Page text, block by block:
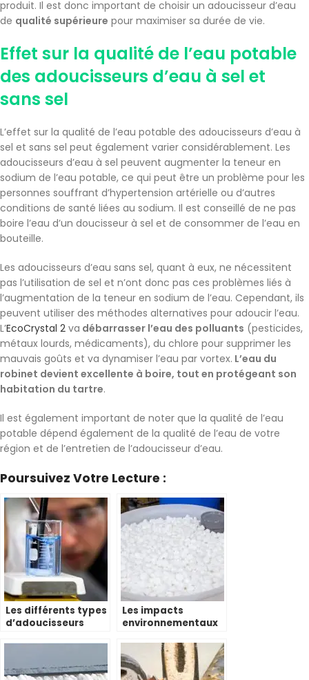
produit. Il est donc important de choisir un adoucisseur d’eau
de qualité supérieure pour maximiser sa durée de vie.
Effet sur la qualité de l’eau potable
des adoucisseurs d’eau à sel et
sans sel
L’effet sur la qualité de l’eau potable des adoucisseurs d’eau à
sel et sans sel peut également varier considérablement. Les
adoucisseurs d’eau à sel peuvent augmenter la teneur en
sodium de l’eau potable, ce qui peut être un problème pour les
personnes souffrant d’hypertension artérielle ou d’autres
conditions de santé liées au sodium. Il est conseillé de ne pas
boire l’eau d’un doucisseur à sel et de consommer de l’eau en
bouteille.
Les adoucisseurs d’eau sans sel, quant à eux, ne nécessitent
pas l’utilisation de sel et n’ont donc pas ces problèmes liés à
l’augmentation de la teneur en sodium de l’eau. Cependant, ils
peuvent utiliser des méthodes alternatives pour adoucir l’eau.
L’EcoCrystal 2 va débarrasser l’eau des polluants (pesticides,
métaux lourds, médicaments), du chlore pour supprimer les
mauvais goûts et va dynamiser l’eau par vortex. L’eau du
robinet devient excellente à boire, tout en protégeant son
habitation du tartre.
Il est également important de noter que la qualité de l’eau
potable dépend également de la qualité de l’eau de votre
région et de l’entretien de l’adoucisseur d’eau.
Poursuivez Votre Lecture :
Les différents types
d’adoucisseurs
Les impacts
environnementaux
adoucisseur d’eau à
sel